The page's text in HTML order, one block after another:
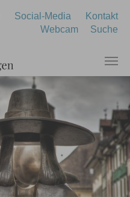
Social-Media
Kontakt
Webcam
Suche